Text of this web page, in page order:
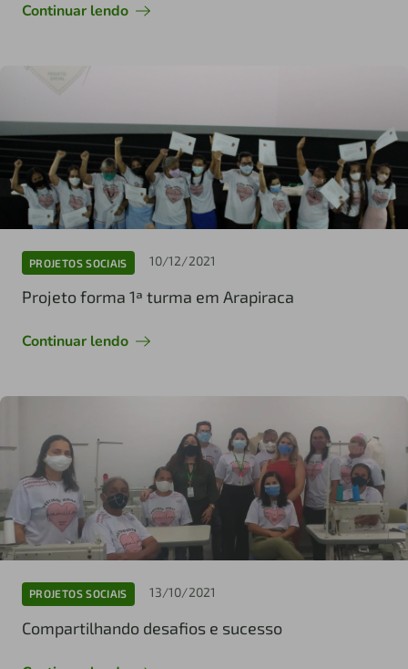
Continuar lendo
PROJETOS SOCIAIS 10/12/2021
Projeto forma 1ª turma em Arapiraca
Continuar lendo
PROJETOS SOCIAIS 13/10/2021
Compartilhando desafios e sucesso